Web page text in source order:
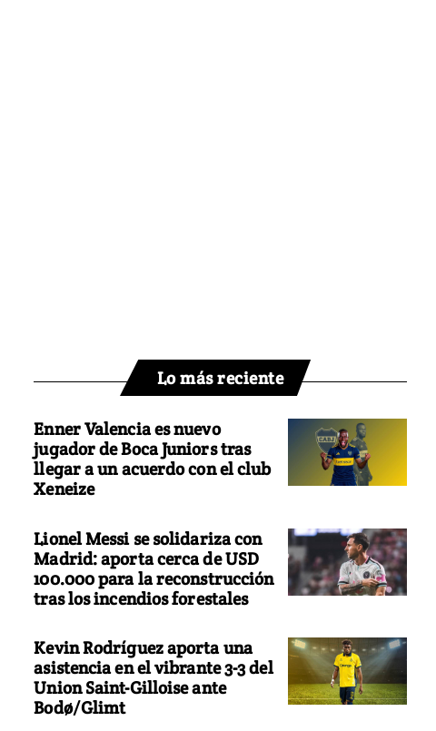
Lo más reciente
Enner Valencia es nuevo
jugador de Boca Juniors tras
llegar a un acuerdo con el club
Xeneize
Lionel Messi se solidariza con
Madrid: aporta cerca de USD
100.000 para la reconstrucción
tras los incendios forestales
Kevin Rodríguez aporta una
asistencia en el vibrante 3-3 del
Union Saint-Gilloise ante
Bodø/Glimt